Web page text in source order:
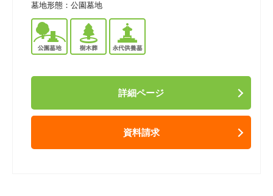
墓地形態： 公園墓地
詳細ページ
資料請求